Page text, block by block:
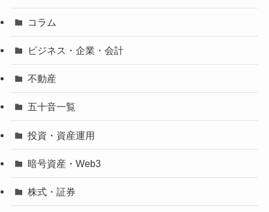
コラム
ビジネス・企業・会計
不動産
五十音一覧
投資・資産運用
暗号資産・Web3
株式・証券